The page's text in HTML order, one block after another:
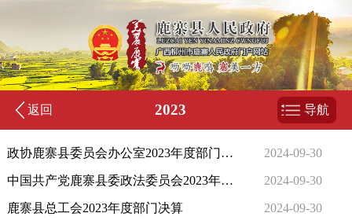
返回 2023 导航
政协鹿寨县委员会办公室2023年度部门决算 2024-09-30
中国共产党鹿寨县委政法委员会2023年度部门决算 2024-09-30
鹿寨县总工会2023年度部门决算 2024-09-30